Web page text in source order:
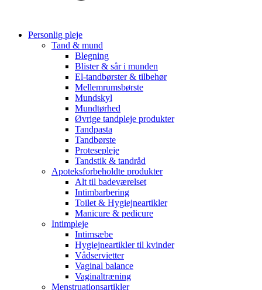
Personlig pleje
Tand & mund
Blegning
Blister & sår i munden
El-tandbørster & tilbehør
Mellemrumsbørste
Mundskyl
Mundtørhed
Øvrige tandpleje produkter
Tandpasta
Tandbørste
Protesepleje
Tandstik & tandråd
Apoteksforbeholdte produkter
Alt til badeværelset
Intimbarbering
Toilet & Hygiejneartikler
Manicure & pedicure
Intimpleje
Intimsæbe
Hygiejneartikler til kvinder
Vådservietter
Vaginal balance
Vaginaltræning
Menstruationsartikler